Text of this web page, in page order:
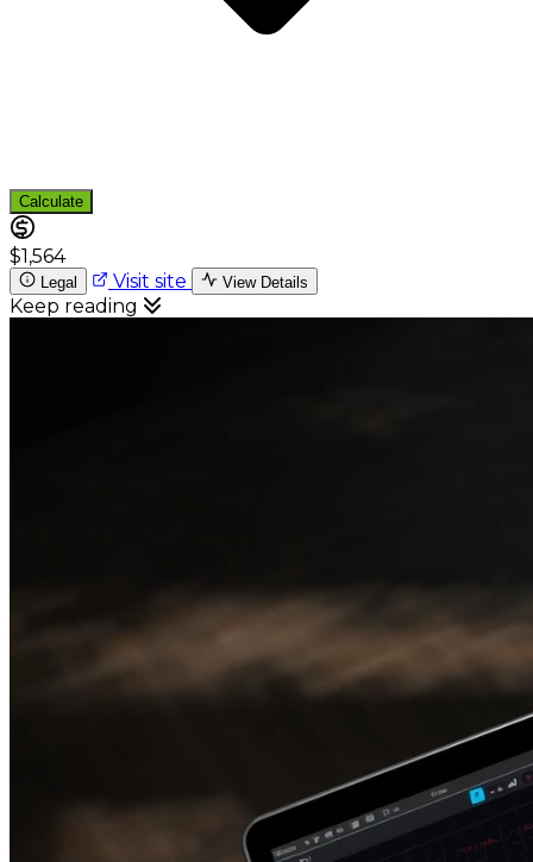
Calculate
$1,564
Legal Visit site View Details
Keep reading